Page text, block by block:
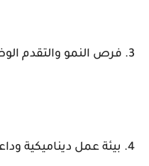
3. فرص النمو والتقدم الوظيفي داخل المنظمة.
4. بيئة عمل ديناميكية